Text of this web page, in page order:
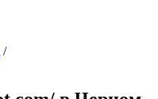
/